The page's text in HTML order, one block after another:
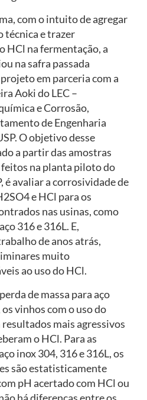
com o intuito de agregar
técnica e trazer
HCl na fermentação, a
na safra passada
em parceria com a
Aoki do LEC –
e Corrosão,
de Engenharia
O objetivo desse
a partir das amostras
na planta piloto do
é avaliar a corrosividade de
e HCl para os
nas usinas, como
316 e 316L. E,
de anos atrás,
muito
ao uso do HCl.
de massa para aço
vinhos com o uso do
mais agressivos
o HCl. Para as
inox 304, 316 e 316L, os
são estatisticamente
pH acertado com HCl ou